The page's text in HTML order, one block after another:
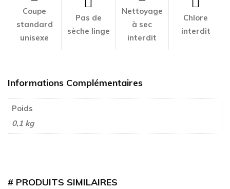
Coupe
standard
unisexe
Pas de
sèche linge
Nettoyage
à sec
interdit
Chlore
interdit
Informations Complémentaires
Poids
0,1 kg
PRODUITS SIMILAIRES